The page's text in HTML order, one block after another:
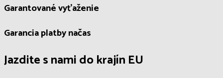
Garantované vyťaženie
Garancia platby načas
Jazdite s nami do krajín EU